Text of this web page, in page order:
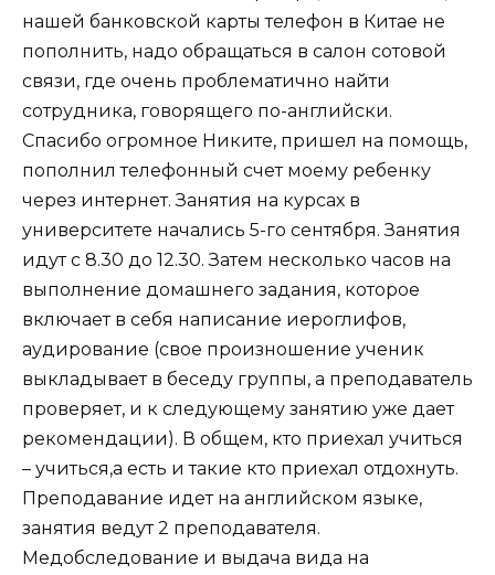
нашей банковской карты телефон в Китае не
пополнить, надо обращаться в салон сотовой
связи, где очень проблематично найти
сотрудника, говорящего по-английски.
Спасибо огромное Никите, пришел на помощь,
пополнил телефонный счет моему ребенку
через интернет. Занятия на курсах в
университете начались 5-го сентября. Занятия
идут с 8.30 до 12.30. Затем несколько часов на
выполнение домашнего задания, которое
включает в себя написание иероглифов,
аудирование (свое произношение ученик
выкладывает в беседу группы, а преподаватель
проверяет, и к следующему занятию уже дает
рекомендации). В общем, кто приехал учиться
– учиться,а есть и такие кто приехал отдохнуть.
Преподавание идет на английском языке,
занятия ведут 2 преподавателя.
Медобследование и выдача вида на